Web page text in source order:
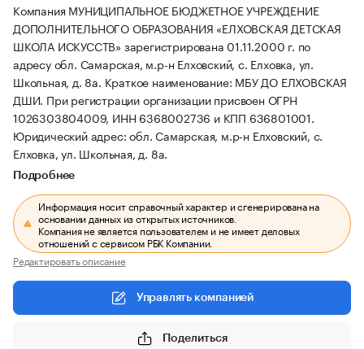
Компания МУНИЦИПАЛЬНОЕ БЮДЖЕТНОЕ УЧРЕЖДЕНИЕ
ДОПОЛНИТЕЛЬНОГО ОБРАЗОВАНИЯ «ЕЛХОВСКАЯ ДЕТСКАЯ
ШКОЛА ИСКУССТВ» зарегистрирована 01.11.2000 г. по
адресу обл. Самарская, м.р-н Елховский, с. Елховка, ул.
Школьная, д. 8а. Краткое наименование: МБУ ДО ЕЛХОВСКАЯ
ДШИ. При регистрации организации присвоен ОГРН
1026303804009, ИНН 6368002736 и КПП 636801001.
Юридический адрес: обл. Самарская, м.р-н Елховский, с.
Елховка, ул. Школьная, д. 8а.
Подробнее
Информация носит справочный характер и сгенерирована на
основании данных из открытых источников.
Компания не является пользователем и не имеет деловых
отношений с сервисом РБК Компании.
Редактировать описание
Управлять компанией
Поделиться